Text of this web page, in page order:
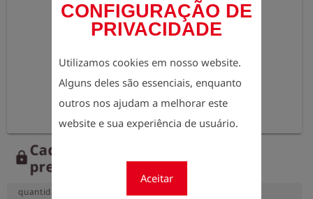
CONFIGURAÇÃO DE
PRIVACIDADE
Utilizamos cookies em nosso website.
Alguns deles são essenciais, enquanto
outros nos ajudam a melhorar este
website e sua experiência de usuário.
Aceitar
lockCadastre-se agora para ver os
preços.
quantidade